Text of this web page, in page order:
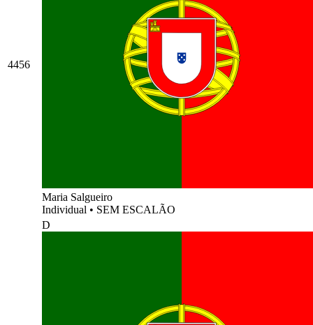
4456
Maria Salgueiro
Individual • SEM ESCALÃO
D